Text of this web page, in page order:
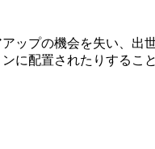
ップの機会を失い、出
に配置されたりする